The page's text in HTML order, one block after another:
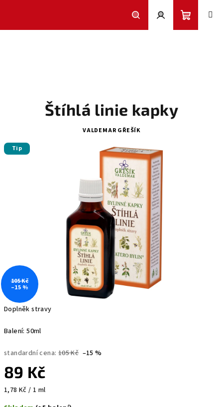
Hledat PřihlášeníNákupní
Doplněk stravy
Balení: 50ml
standardní cena: 105 Kč –15 %
89 Kč
Měrná
1,78 Kč / 1 ml
Štíhlá linie kapky
VALDEMAR GŘEŠÍK
Tip
105 Kč
–15 %